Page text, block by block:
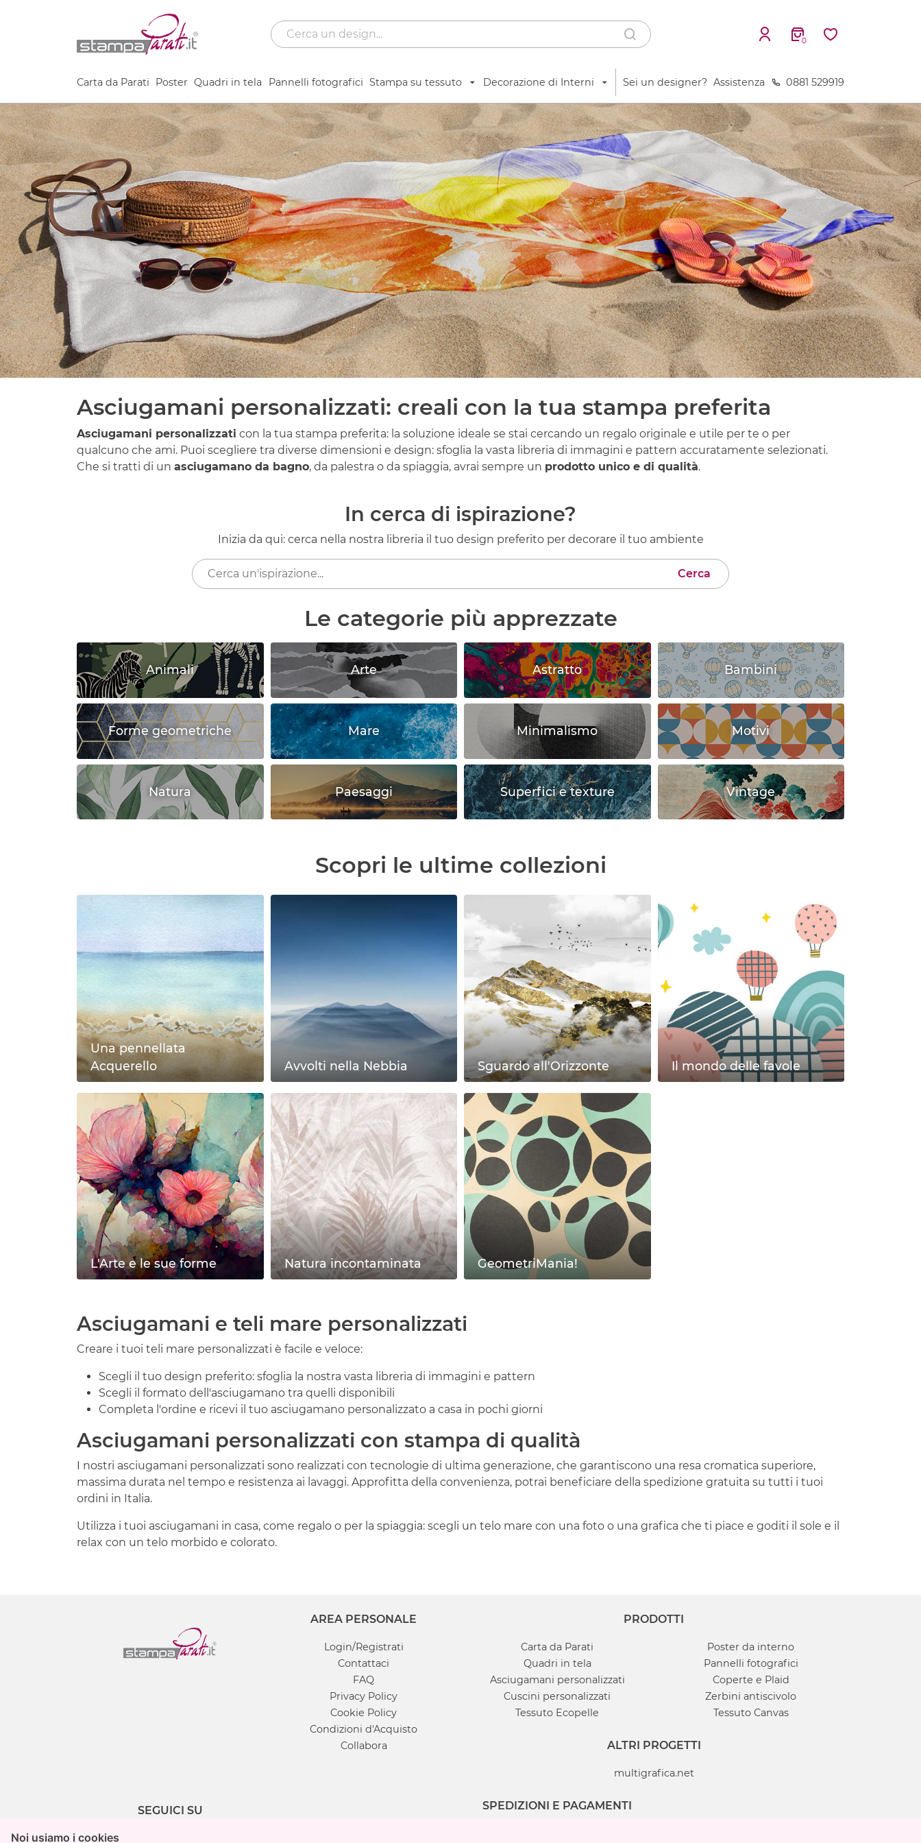
Noi usiamo i cookies
Noi usiamo i cookies
0
Carta da Parati Poster Quadri in tela Pannelli fotografici Stampa su tessuto Decorazione di Interni Sei un designer? Assistenza 0881 529919
Asciugamani personalizzati: creali con la tua stampa preferita
Asciugamani personalizzati con la tua stampa preferita: la soluzione ideale se stai cercando un regalo originale e utile per te o per
qualcuno che ami. Puoi scegliere tra diverse dimensioni e design: sfoglia la vasta libreria di immagini e pattern accuratamente selezionati.
Che si tratti di un asciugamano da bagno, da palestra o da spiaggia, avrai sempre un prodotto unico e di qualità.
In cerca di ispirazione?
Inizia da qui: cerca nella nostra libreria il tuo design preferito per decorare il tuo ambiente
Le categorie più apprezzate
Animali Arte Astratto Bambini
Forme geometriche Mare Minimalismo Motivi
Natura Paesaggi Superfici e texture Vintage
Scopri le ultime collezioni
Una pennellata
Acquerello
Avvolti nella Nebbia Sguardo all'Orizzonte Il mondo delle favole
L'Arte e le sue forme Natura incontaminata GeometriMania!
Asciugamani e teli mare personalizzati
Creare i tuoi teli mare personalizzati è facile e veloce:
Scegli il tuo design preferito: sfoglia la nostra vasta libreria di immagini e pattern
Scegli il formato dell'asciugamano tra quelli disponibili
Completa l'ordine e ricevi il tuo asciugamano personalizzato a casa in pochi giorni
Asciugamani personalizzati con stampa di qualità
I nostri asciugamani personalizzati sono realizzati con tecnologie di ultima generazione, che garantiscono una resa cromatica superiore,
massima durata nel tempo e resistenza ai lavaggi. Approfitta della convenienza, potrai beneficiare della spedizione gratuita su tutti i tuoi
ordini in Italia.
Utilizza i tuoi asciugamani in casa, come regalo o per la spiaggia: scegli un telo mare con una foto o una grafica che ti piace e goditi il sole e il
relax con un telo morbido e colorato.
SEGUICI SU
AREA PERSONALE
Login/Registrati
Contattaci
FAQ
Privacy Policy
Cookie Policy
Condizioni d'Acquisto
Collabora
PRODOTTI
Carta da Parati
Poster da interno
Quadri in tela
Pannelli fotografici
Asciugamani personalizzati
Coperte e Plaid
Cuscini personalizzati
Zerbini antiscivolo
Tessuto Ecopelle
Tessuto Canvas
ALTRI PROGETTI
multigrafica.net
SPEDIZIONI E PAGAMENTI